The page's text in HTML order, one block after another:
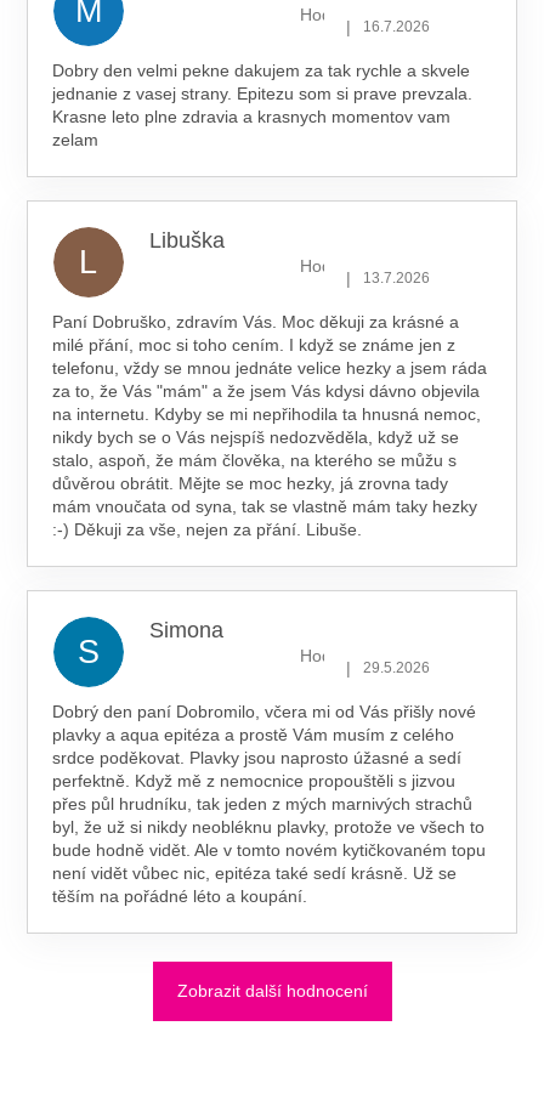
M Hodnocení obchodu je 5 z 5
| 16.7.2026
Dobry den velmi pekne dakujem za tak rychle a skvele
jednanie z vasej strany. Epitezu som si prave prevzala.
Krasne leto plne zdravia a krasnych momentov vam
zelam
L
Libuška
Hodnocení obchodu je 5 z 5
| 13.7.2026
Paní Dobruško, zdravím Vás. Moc děkuji za krásné a
milé přání, moc si toho cením. I když se známe jen z
telefonu, vždy se mnou jednáte velice hezky a jsem ráda
za to, že Vás "mám" a že jsem Vás kdysi dávno objevila
na internetu. Kdyby se mi nepřihodila ta hnusná nemoc,
nikdy bych se o Vás nejspíš nedozvěděla, když už se
stalo, aspoň, že mám člověka, na kterého se můžu s
důvěrou obrátit. Mějte se moc hezky, já zrovna tady
mám vnoučata od syna, tak se vlastně mám taky hezky
:-) Děkuji za vše, nejen za přání. Libuše.
S
Simona
Hodnocení obchodu je 5 z 5
| 29.5.2026
Dobrý den paní Dobromilo, včera mi od Vás přišly nové
plavky a aqua epitéza a prostě Vám musím z celého
srdce poděkovat. Plavky jsou naprosto úžasné a sedí
perfektně. Když mě z nemocnice propouštěli s jizvou
přes půl hrudníku, tak jeden z mých marnivých strachů
byl, že už si nikdy neobléknu plavky, protože ve všech to
bude hodně vidět. Ale v tomto novém kytičkovaném topu
není vidět vůbec nic, epitéza také sedí krásně. Už se
těším na pořádné léto a koupání.
Zobrazit další hodnocení